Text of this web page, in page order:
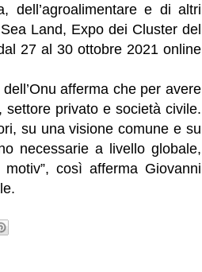
dell’agroalimentare e di altri
Land, Expo dei Cluster del
27 al 30 ottobre 2021 online
afferma che per avere
privato e società civile.
su una visione comune e su
necessarie a livello globale,
così afferma Giovanni